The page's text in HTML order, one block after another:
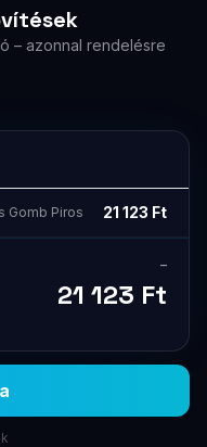
– azonnal rendelésre
Gomb Piros 21 123 Ft
–
21 123 Ft